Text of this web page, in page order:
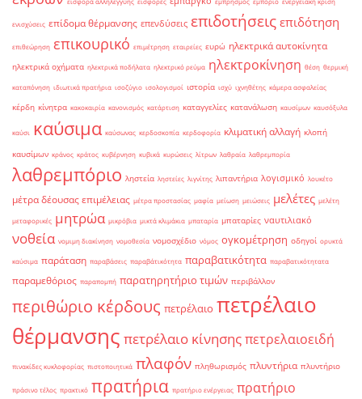
ενισχύσεις επίδομα θέρμανσης επενδύσεις επιδοτήσεις επιδότηση
επιθεώρηση επικουρικό επιμέτρηση εταιρείες ευρώ ηλεκτρικά αυτοκίνητα
ηλεκτρικά οχήματα ηλεκτρικά ποδήλατα ηλεκτρικό ρεύμα ηλεκτροκίνηση θέση θερμική
καταπόνηση ιδιωτικά πρατήρια ισοζύγιο ισολογισμοί ιστορία ισχύ ιχνηθέτης κάμερα ασφαλείας
κέρδη κίνητρα κακοκαιρία κανονισμός κατάρτιση καταγγελίες κατανάλωση καυσίμων καυσόξυλα
καύσι καύσιμα καύσωνας κερδοσκοπία κερδοφορία κλιματική αλλαγή κλοπή
καυσίμων κράνος κράτος κυβέρνηση κυβικά κυρώσεις λίτρων λαθραία λαθρεμπορία
λαθρεμπόριο ληστεία ληστείες λιγνίτης λιπαντήρια λογισμικό λουκέτο
μέτρα δέουσας επιμέλειας μέτρα προστασίας μαφία μείωση μειώσεις μελέτες μελέτη
μεταφορικές μητρώα μικρόβια μικτά κλιμάκια μπαταρία μπαταρίες ναυτιλιακό
νοθεία νομιμη διακίνηση νομοθεσία νομοσχέδιο νόμος ογκομέτρηση οδηγοί ορυκτά
καύσιμα παράταση παραβάσεις παραβάτικότητα παραβατικότητα παραβατικότητατα
παραμεθόριος παραπομπή παρατηρητήριο τιμών περιβάλλον
περιθώριο κέρδους πετρέλαιο πετρέλαιο
θέρμανσης πετρέλαιο κίνησηςπετρελαιοειδή
πινακίδες κυκλοφορίας πιστοποιητικά πλαφόν πληθωρισμός πλυντήρια πλυντήριο
πράσινο τέλος πρακτικό πρατήρια πρατήριο ενέργειας πρατήριο